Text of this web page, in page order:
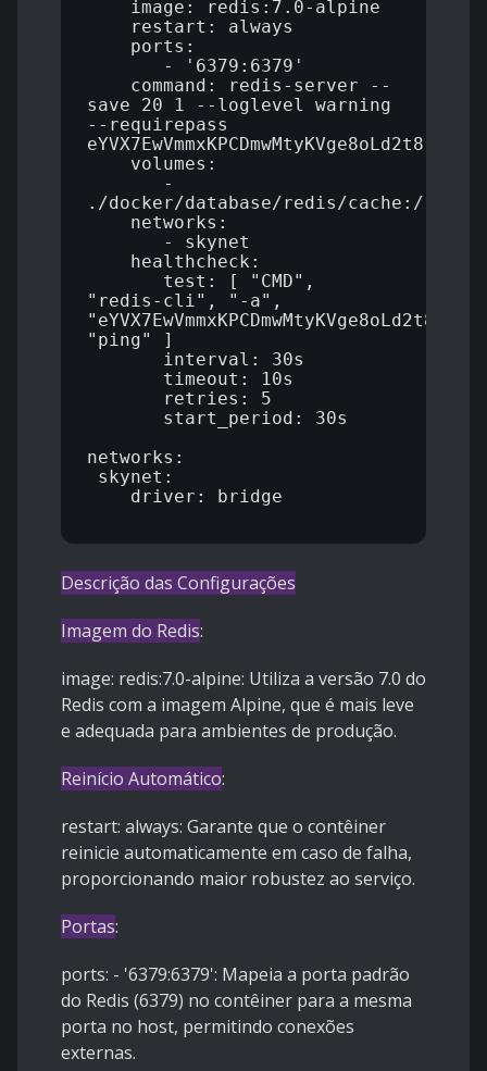
save 20 1 --loglevel warning
--requirepass
eYVX7EwVmmxKPCDmwMtyKVge8oLd2t81
./docker/database/redis/cache:/redis/
"redis-cli", "-a",
"eYVX7EwVmmxKPCDmwMtyKVge8oLd2t81",
"ping" ]
networks:
Descrição das Configurações
Imagem do Redis:
image: redis:7.0-alpine: Utiliza a versão 7.0 do
Redis com a imagem Alpine, que é mais leve
e adequada para ambientes de produção.
Reinício Automático:
restart: always: Garante que o contêiner
reinicie automaticamente em caso de falha,
proporcionando maior robustez ao serviço.
Portas:
ports: - '6379:6379': Mapeia a porta padrão
do Redis (6379) no contêiner para a mesma
porta no host, permitindo conexões
externas.